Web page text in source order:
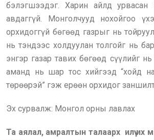
бэлэгшээдэг. Харин айлд урвасан
авдаггүй. Монголчууд нохойгоо
орхидоггүй бөгөөд газрыг нь
нь тэндээс холдуулан толгойг нь
энгэр газар тавих бөгөөд сүүлийг
аманд нь шар тос хийгээд “хойд
төрөөрэй” гэж ерөөн орхидог
Эх сурвалж: Монгол орны лавлах
Та аялал, амралтын талаарх илүү их